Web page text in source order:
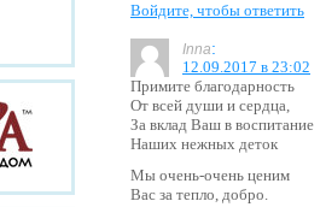
Войдите, чтобы ответить
Inna:
12.09.2017 в 23:02
Примите благодарность
От всей души и сердца,
За вклад Ваш в воспитание
Наших нежных деток
Мы очень-очень ценим
Вас за тепло, добро.